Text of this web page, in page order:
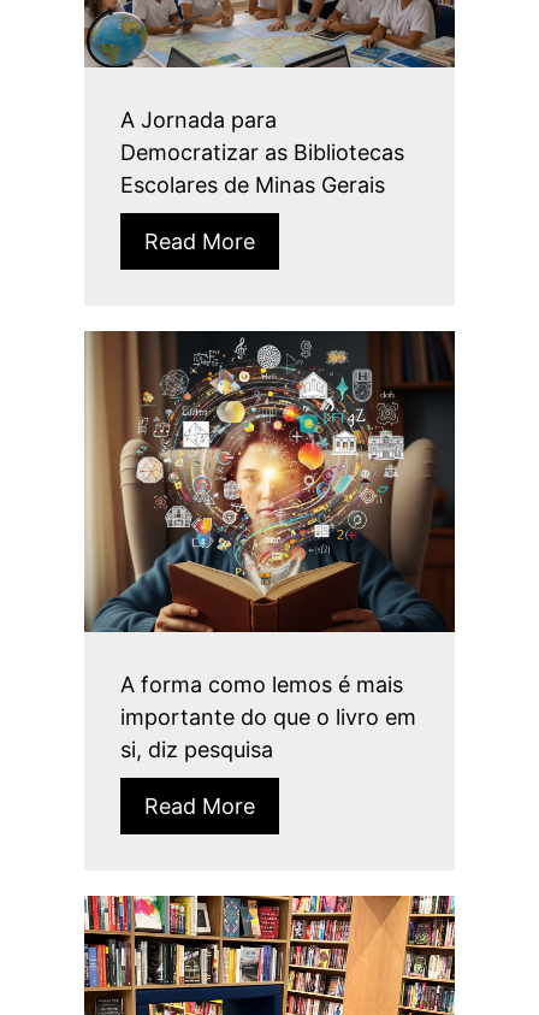
A Jornada para
Democratizar as Bibliotecas
Escolares de Minas Gerais
Read More
A forma como lemos é mais
importante do que o livro em
si, diz pesquisa
Read More